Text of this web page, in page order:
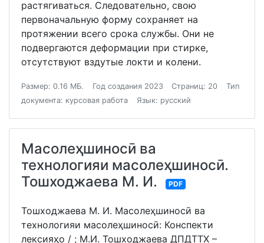
растягиваться. Следовательно, свою
первоначальную форму сохраняет на
протяжении всего срока службы. Они не
подвергаются деформации при стирке,
отсутствуют вздутые локти и колени.
Размер: 0.16 МБ. Год создания 2023 Страниц: 20
Тип
документа: курсовая работа
Язык: русский
Масолеҳшиносӣ ва
технологияи масолеҳшиносӣ.
Тошходжаева М. И.
PDF
Тошходжаева М. И. Масолеҳшиносӣ ва
технологияи масолеҳшиносӣ: Конспекти
лексияҳо / ; М.И. Тошходжаева ДПДТТХ –